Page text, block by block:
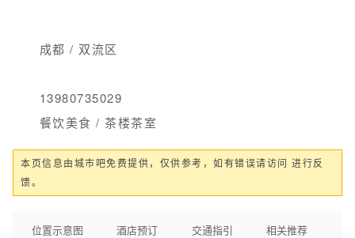
成都 / 双流区
13980735029
餐饮美食 / 茶楼茶室
本页信息由城市吧免费提供，仅供参考，如有错误请访问 进行反
馈。
位置示意图 酒店预订 交通指引 相关推荐